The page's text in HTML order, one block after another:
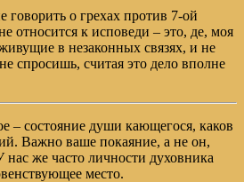
о грехах против 7-ой
относится к исповеди – это, де, моя
в незаконных связях, и не
спросишь, считая это дело вполне
– состояние души кающегося, каков
Важно ваше покаяние, а не он,
же часто личности духовника
место.